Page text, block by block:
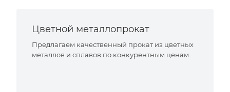
Цветной металлопрокат
Предлагаем качественный прокат из цветных
металлов и сплавов по конкурентным ценам.